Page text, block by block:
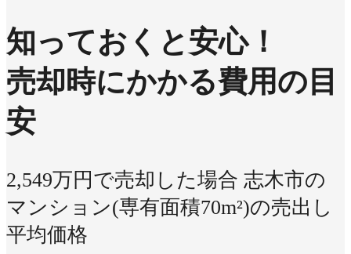
知っておくと安心！
売却時にかかる費用の目
安
2,549万円で売却した場合 志木市の
マンション(専有面積70m²)の売出し
平均価格